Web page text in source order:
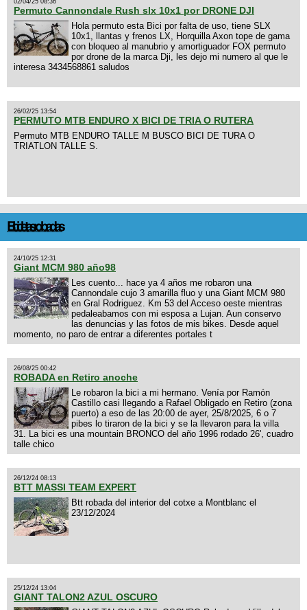
02/04/25 08:36
Permuto Cannondale Rush slx 10x1 por DRONE DJI
Hola permuto esta Bici por falta de uso, tiene SLX
10x1, llantas y frenos LX, Horquilla Axon tope de gama
con bloqueo al manubrio y amortiguador FOX permuto
por drone de la marca Dji, les dejo mi numero al que le
interesa 3434568861 saludos
26/02/25 13:54
PERMUTO MTB ENDURO X BICI DE TRIA O RUTERA
Permuto MTB ENDURO TALLE M BUSCO BICI DE TURA O
TRIATLON TALLE S.
Bicicletas robadas
24/10/25 12:31
Giant MCM 980 año98
Les cuento... hace ya 4 años me robaron una
Cannondale cujo 3 amarilla fluo y una Giant MCM 980
en Gral Rodriguez. Km 53 del Acceso oeste mientras
pedaleabamos con mi esposa a Lujan. Aun conservo
las denuncias y las fotos de mis bikes. Desde aquel
momento, no paro de entrar a diferentes portales t
26/08/25 00:42
ROBADA en Retiro anoche
Le robaron la bici a mi hermano. Venía por Ramón
Castillo casi llegando a Rafael Obligado en Retiro (zona
puerto) a eso de las 20:00 de ayer, 25/8/2025, 6 o 7
pibes lo tiraron de la bici y se la llevaron para la villa
31. La bici es una mountain BRONCO del año 1996 rodado 26', cuadro
talle chico
26/12/24 08:13
BTT MASSI TEAM EXPERT
Btt robada del interior del cotxe a Montblanc el
23/12/2024
25/12/24 13:04
GIANT TALON2 AZUL OSCURO